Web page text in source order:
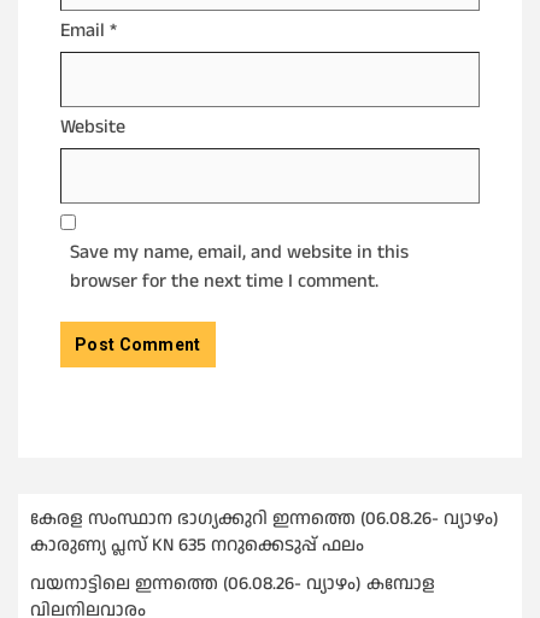
Email *
Website
Save my name, email, and website in this
browser for the next time I comment.
കേരള സംസ്ഥാന ഭാഗ്യക്കുറി ഇന്നത്തെ (06.08.26- വ്യാഴം)
കാരുണ്യ പ്ലസ് KN 635 നറുക്കെടുപ്പ് ഫലം
വയനാട്ടിലെ ഇന്നത്തെ (06.08.26- വ്യാഴം) കമ്പോള
വിലനിലവാരം